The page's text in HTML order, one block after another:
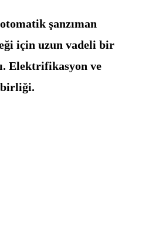
şanzıman
için uzun vadeli bir
Elektrifikasyon ve